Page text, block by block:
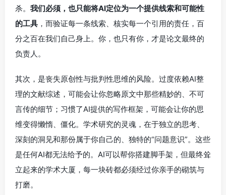
杀。 我们必须，也只能将AI定位为一个提供线索和可能性
的工具 ，而验证每一条线索、核实每一个引用的责任，百
分之百在我们自己身上。你，也只有你，才是论文最终的
负责人。
其次，是丧失原创性与批判性思维的风险。过度依赖AI整
理的文献综述，可能会让你忽略原文中那些精妙的、不可
言传的细节；习惯了AI提供的写作框架，可能会让你的思
维变得懒惰、僵化。学术研究的灵魂，在于独立的思考、
深刻的洞见和那份属于你自己的、独特的“问题意识”。这些
是任何AI都无法给予的。AI可以帮你搭建脚手架，但最终耸
立起来的学术大厦，每一块砖都必须经过你亲手的砌筑与
打磨。